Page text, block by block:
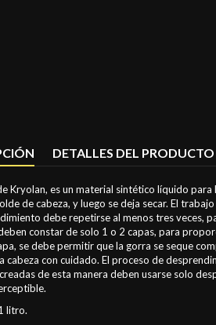
DETALLES DEL PRODUCTO
Kryolan, es un material sintético líquido
de cabeza, y luego se deja secar. El
debe repetirse al menos tres veces,
constar de solo 1 o 2 capas, para
se debe permitir que la gorra se seque
cabeza con cuidado. El proceso de
de esta manera deben usarse solo
litro.